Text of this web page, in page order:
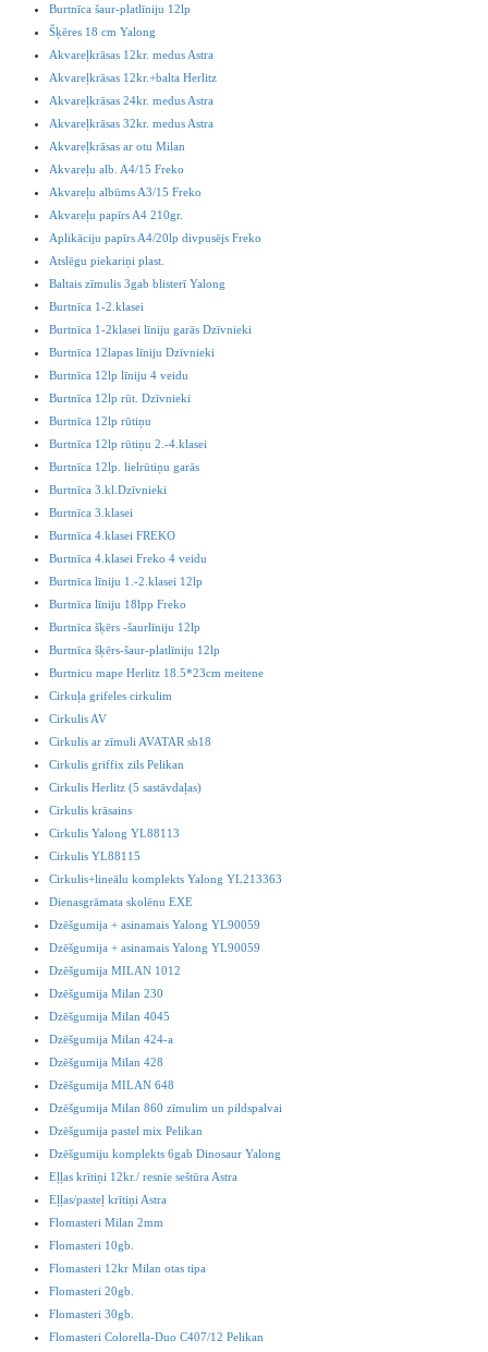
Burtnīca šaur-platlīniju 12lp
Šķēres 18 cm Yalong
Akvareļkrāsas 12kr. medus Astra
Akvareļkrāsas 12kr.+balta Herlitz
Akvareļkrāsas 24kr. medus Astra
Akvareļkrāsas 32kr. medus Astra
Akvareļkrāsas ar otu Milan
Akvareļu alb. A4/15 Freko
Akvareļu albūms A3/15 Freko
Akvareļu papīrs A4 210gr.
Aplikāciju papīrs A4/20lp divpusējs Freko
Atslēgu piekariņi plast.
Baltais zīmulis 3gab blisterī Yalong
Burtnīca 1-2.klasei
Burtnīca 1-2klasei līniju garās Dzīvnieki
Burtnīca 12lapas līniju Dzīvnieki
Burtnīca 12lp līniju 4 veidu
Burtnīca 12lp rūt. Dzīvnieki
Burtnīca 12lp rūtiņu
Burtnīca 12lp rūtiņu 2.-4.klasei
Burtnīca 12lp. lielrūtiņu garās
Burtnīca 3.kl.Dzīvnieki
Burtnīca 3.klasei
Burtnīca 4.klasei FREKO
Burtnīca 4.klasei Freko 4 veidu
Burtnīca līniju 1.-2.klasei 12lp
Burtnīca līniju 18lpp Freko
Burtnīca šķērs -šaurlīniju 12lp
Burtnīca šķērs-šaur-platlīniju 12lp
Burtnicu mape Herlitz 18.5*23cm meitene
Cirkuļa grifeles cirkulim
Cirkulis AV
Cirkulis ar zīmuli AVATAR sb18
Cirkulis griffix zils Pelikan
Cirkulis Herlitz (5 sastāvdaļas)
Cirkulis krāsains
Cirkulis Yalong YL88113
Cirkulis YL88115
Cirkulis+lineālu komplekts Yalong YL213363
Dienasgrāmata skolēnu EXE
Dzēšgumija + asinamais Yalong YL90059
Dzēšgumija + asinamais Yalong YL90059
Dzēšgumija MILAN 1012
Dzēšgumija Milan 230
Dzēšgumija Milan 4045
Dzēšgumija Milan 424-a
Dzēšgumija Milan 428
Dzēšgumija MILAN 648
Dzēšgumija Milan 860 zīmulim un pildspalvai
Dzēšgumija pastel mix Pelikan
Dzēšgumiju komplekts 6gab Dinosaur Yalong
Eļļas krītiņi 12kr./ resnie seštūra Astra
Eļļas/pasteļ krītiņi Astra
Flomasteri Milan 2mm
Flomasteri 10gb.
Flomasteri 12kr Milan otas tipa
Flomasteri 20gb.
Flomasteri 30gb.
Flomasteri Colorella-Duo C407/12 Pelikan